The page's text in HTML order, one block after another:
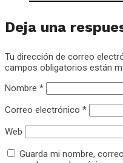
Deja una
Tu dirección de correo
campos obligatorios están
Nombre *
Correo electrónico *
Web
Guarda mi nombre,